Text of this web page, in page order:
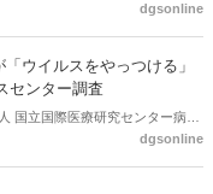
公開した。2022年は、2013年比
dgsonline
ウイルスをやっつける」
センター調査
国立国際医療研究センター病院
７日、抗菌薬（抗生物質）の処
をやっつける」と誤認している
dgsonline